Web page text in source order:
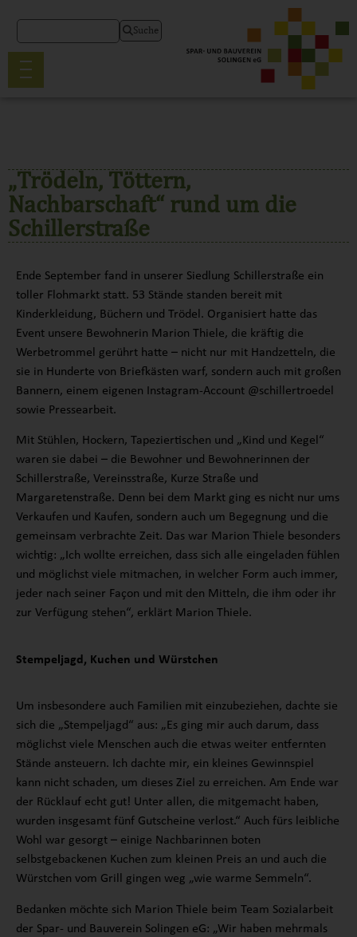
Suche
„Trödeln, Töttern,
Nachbarschaft“ rund um die
Schillerstraße
Ende September fand in unserer Siedlung Schillerstraße ein
toller Flohmarkt statt. 53 Stände standen bereit mit
Kinderkleidung, Büchern und Trödel. Organisiert hatte das
Event unsere Bewohnerin Marion Thiele, die kräftig die
Werbetrommel gerührt hatte – nicht nur mit Handzetteln, die
sie in Hunderte von Briefkästen warf, sondern auch mit großen
Bannern, einem eigenen Instagram-Account @schillertroedel
sowie Pressearbeit.
Mit Stühlen, Hockern, Tapeziertischen und „Kind und Kegel“
waren sie dabei – die Bewohner und Bewohnerinnen der
Schillerstraße, Vereinsstraße, Kurze Straße und
Margaretenstraße. Denn bei dem Markt ging es nicht nur ums
Verkaufen und Kaufen, sondern auch um Begegnung und die
gemeinsam verbrachte Zeit. Das war Marion Thiele besonders
wichtig: „Ich wollte erreichen, dass sich alle eingeladen fühlen
und möglichst viele mitmachen, in welcher Form auch immer,
jeder nach seiner Façon und mit den Mitteln, die ihm oder ihr
zur Verfügung stehen“, erklärt Marion Thiele.
Stempeljagd, Kuchen und Würstchen
Um insbesondere auch Familien mit einzubeziehen, dachte sie
sich die „Stempeljagd“ aus: „Es ging mir auch darum, dass
möglichst viele Menschen auch die etwas weiter entfernten
Stände ansteuern. Ich dachte mir, ein kleines Gewinnspiel
kann nicht schaden, um dieses Ziel zu erreichen. Am Ende war
der Rücklauf echt gut! Unter allen, die mitgemacht haben,
wurden insgesamt fünf Gutscheine verlost.“ Auch fürs leibliche
Wohl war gesorgt – einige Nachbarinnen boten
selbstgebackenen Kuchen zum kleinen Preis an und auch die
Würstchen vom Grill gingen weg „wie warme Semmeln“.
Bedanken möchte sich Marion Thiele beim Team Sozialarbeit
der Spar- und Bauverein Solingen eG: „Wir haben mehrmals